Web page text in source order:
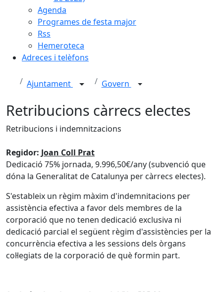
Agenda
Programes de festa major
Rss
Hemeroteca
Adreces i telèfons
Ajuntament Govern
Retribucions càrrecs electes
Retribucions i indemnitzacions
Regidor: Joan Coll Prat
Dedicació 75% jornada, 9.996,50€/any (subvenció que
dóna la Generalitat de Catalunya per càrrecs electes).
S'estableix un règim màxim d'indemnitacions per
assistència efectiva a favor dels membres de la
corporació que no tenen dedicació exclusiva ni
dedicació parcial el següent règim d'assistències per la
concurrència efectiva a les sessions dels òrgans
col·legiats de la corporació de què formin part.